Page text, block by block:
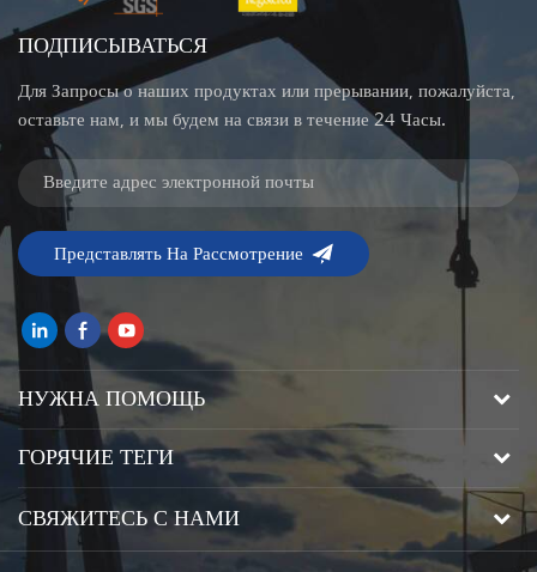
ПОДПИСЫВАТЬСЯ
Для Запросы о наших продуктах или прерывании, пожалуйста,
оставьте нам, и мы будем на связи в течение 24 Часы.
НУЖНА ПОМОЩЬ
ГОРЯЧИЕ ТЕГИ
СВЯЖИТЕСЬ С НАМИ